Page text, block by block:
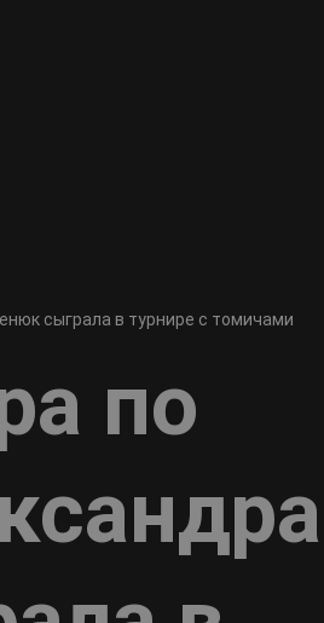
сыграла в турнире с томичами
по